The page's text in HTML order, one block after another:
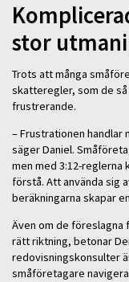
stor
Trots att många
skatteregler, som de
frustrerande.
– Frustrationen
säger Daniel.
men med 3:12-reglerna
förstå. Att använda sig
beräkningarna skapar
Även om de föreslagna
rätt riktning, betonar
redovisningskonsulter
småföretagare